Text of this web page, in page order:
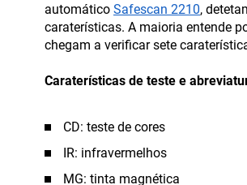
automático Safescan 2210,
caraterísticas. A maioria entende
chegam a verificar sete
Caraterísticas de teste e
CD: teste de cores
IR: infravermelhos
MG: tinta magnética